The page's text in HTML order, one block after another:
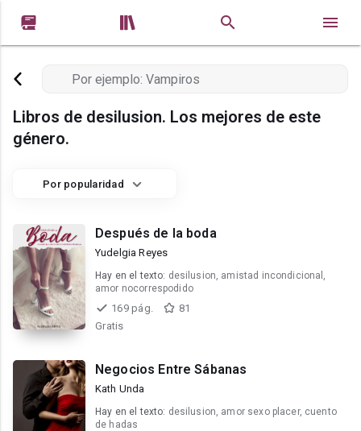
 
Libros de desilusion. Los mejores de este
género.
Por popularidad
Después de la boda
Yudelgia Reyes
Hay en el texto: desilusion, amistad incondicional,
amor nocorrespodido
169 pág.
81
Gratis
Negocios Entre Sábanas
Kath Unda
Hay en el texto: desilusion, amor sexo placer, cuento
de hadas